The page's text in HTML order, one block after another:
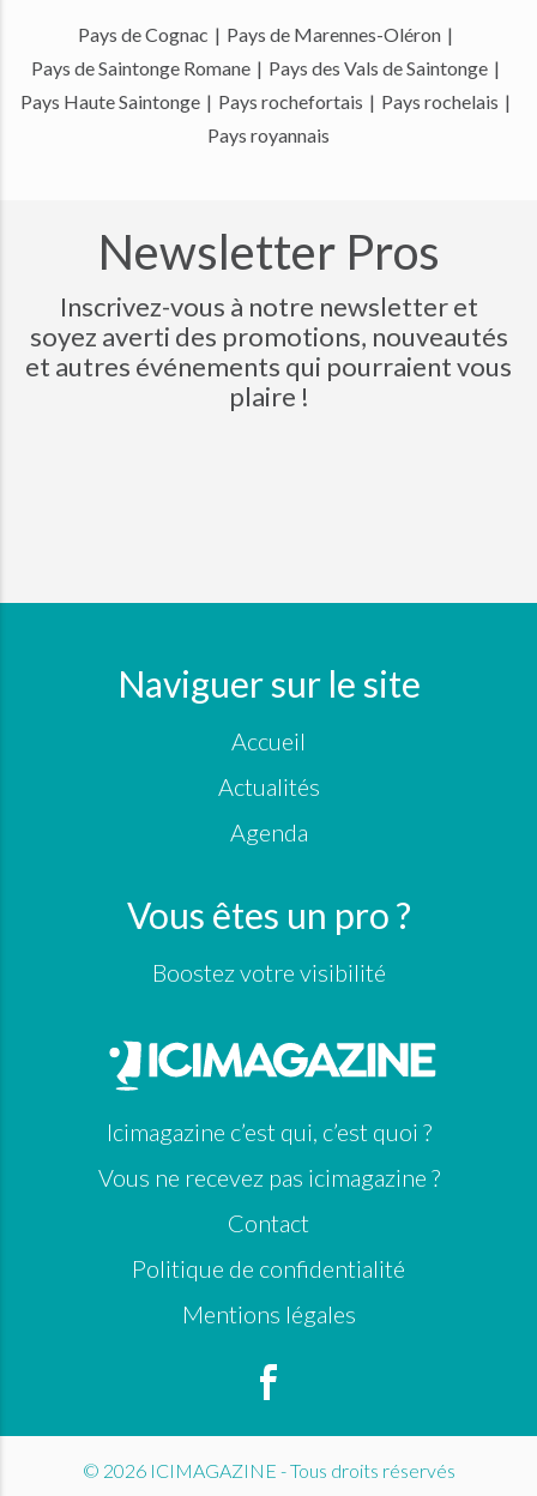
Pays de Cognac | Pays de Marennes-Oléron |
Pays de Saintonge Romane | Pays des Vals de Saintonge |
Pays Haute Saintonge | Pays rochefortais | Pays rochelais |
Pays royannais
Newsletter Pros
Inscrivez-vous à notre newsletter et
soyez averti des promotions, nouveautés
et autres événements qui pourraient vous
plaire !
Naviguer sur le site
Accueil
Actualités
Agenda
Vous êtes un pro ?
Boostez votre visibilité
Icimagazine c’est qui, c’est quoi ?
Vous ne recevez pas icimagazine ?
Contact
Politique de confidentialité
Mentions légales
© 2026 ICIMAGAZINE - Tous droits réservés